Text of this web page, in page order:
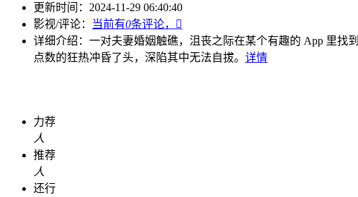
更新时间： 2024-11-29 06:40:40
影视/评论：
当前有0条评论，

详细介绍： 一对夫妻婚姻触礁，沮丧之际在某个有趣的 App 里找
点数的狂热冲昏了头，深陷其中无法自拔。 详情
力荐
人
推荐
人
还行